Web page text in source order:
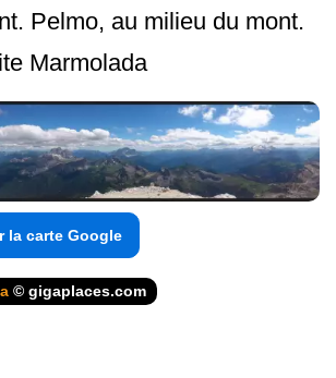
Pelmo, au milieu du mont.
Marmolada
la carte Google
© gigaplaces.com